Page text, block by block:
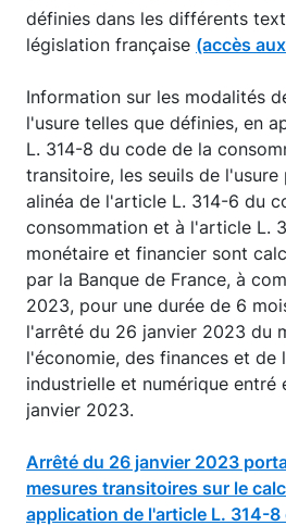
définies dans les différents
législation française (accès
Information sur les modalités
l'usure telles que définies, en
L. 314-8 du code de la
transitoire, les seuils de l'usure
alinéa de l'article L. 314-6 du
consommation et à l'article L.
monétaire et financier sont
par la Banque de France, à
2023, pour une durée de 6
l'arrêté du 26 janvier 2023 du
l'économie, des finances et de
industrielle et numérique entré
janvier 2023.
Arrêté du 26 janvier 2023
mesures transitoires sur le
application de l'article L. 314-8